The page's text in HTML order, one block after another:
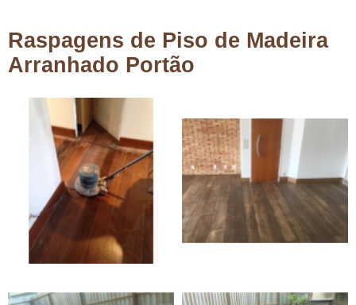
Raspagens de Piso de Madeira
Arranhado Portão